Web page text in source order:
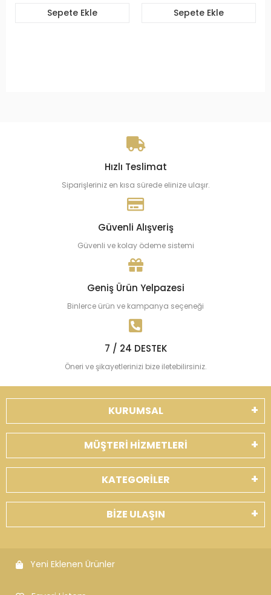
Sepete Ekle Sepete Ekle
Hızlı Teslimat
Siparişleriniz en kısa sürede elinize ulaşır.
Güvenli Alışveriş
Güvenli ve kolay ödeme sistemi
Geniş Ürün Yelpazesi
Binlerce ürün ve kampanya seçeneği
7 / 24 DESTEK
Öneri ve şikayetlerinizi bize iletebilirsiniz.
KURUMSAL
MÜŞTERİ HİZMETLERİ
KATEGORİLER
BİZE ULAŞIN
Yeni Eklenen Ürünler